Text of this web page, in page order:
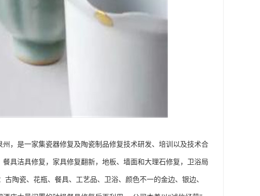
，是一家集瓷器修复及陶瓷制品修复技术研发、培训以及技术合
具洁具修复，家具修复翻新，地板、墙面和大理石修复，卫浴局
陶瓷、花瓶、餐具、工艺品、卫浴、颜色不一的金边、银边、